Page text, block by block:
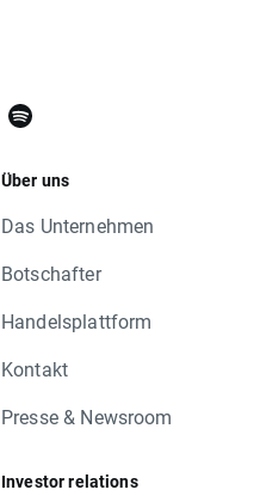
Über uns
Das Unternehmen
Botschafter
Handelsplattform
Kontakt
Presse & Newsroom
Investor relations